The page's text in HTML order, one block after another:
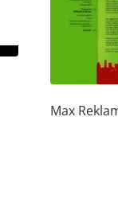
Max